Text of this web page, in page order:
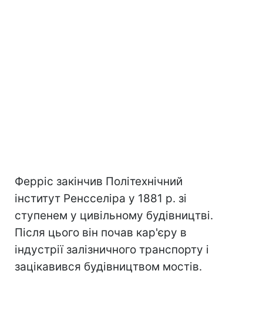
Ферріс закінчив Політехнічний
інститут Ренсселіра у 1881 р. зі
ступенем у цивільному будівництві.
Після цього він почав кар'єру в
індустрії залізничного транспорту і
зацікавився будівництвом мостів.